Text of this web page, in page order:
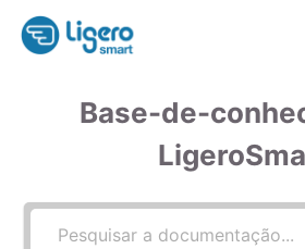
Pular
Base-de-